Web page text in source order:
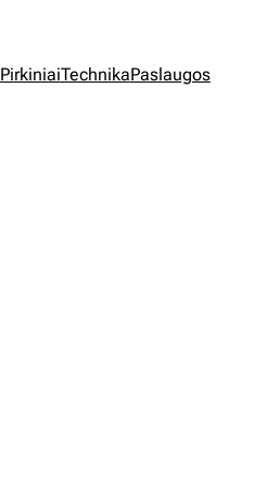
PirkiniaiTechnikaPaslaugos